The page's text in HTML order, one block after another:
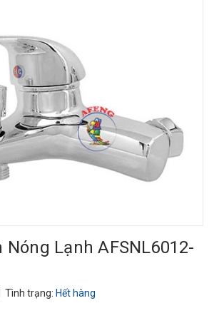
Nóng Lạnh AFSNL6012-
| Tình trạng: Hết hàng